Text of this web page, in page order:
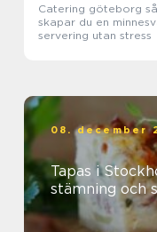
Catering göteborg så
skapar du en
servering utan stress
08. december
Tapas i
stämning och